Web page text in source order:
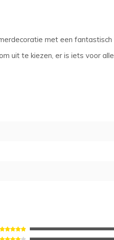
met een fantastisch
uit te kiezen, er is iets voor alle